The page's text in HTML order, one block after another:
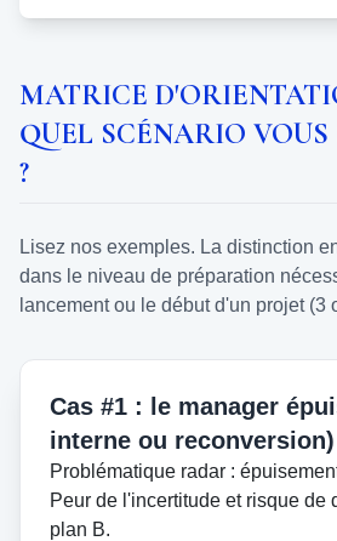
MATRICE
QUEL SCÉNARIO
?
Lisez nos exemples. La distinction
dans le niveau de préparation
lancement ou le début d'un projet (3
Cas #1 : le manager
interne ou reconversion)
Problématique radar :
Peur de l'incertitude et risque de
plan B.